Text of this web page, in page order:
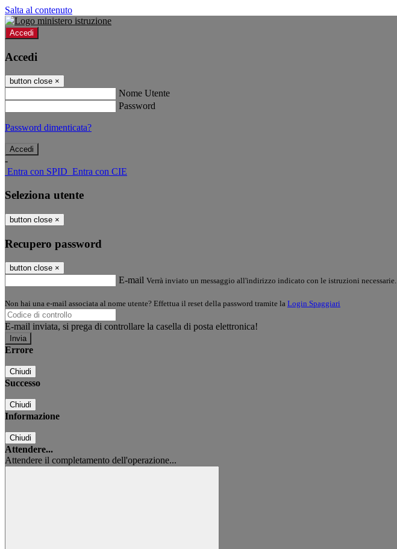
Salta al contenuto
Accedi
Accedi
button close ×
Nome Utente
Password
Password dimenticata?
-
Entra con SPID Entra con CIE
Seleziona utente
button close ×
Recupero password
button close ×
E-mail Verrà inviato un messaggio all'indirizzo indicato con le istruzioni necessarie.
Non hai una e-mail associata al nome utente? Effettua il reset della password tramite la Login Spaggiari
E-mail inviata, si prega di controllare la casella di posta elettronica!
Errore
Chiudi
Successo
Chiudi
Informazione
Chiudi
Attendere...
Attendere il completamento dell'operazione...